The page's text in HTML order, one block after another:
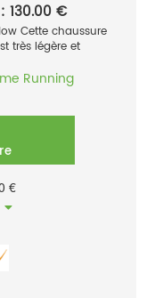
130.00 €
Cette chaussure
très légère et
Running
€